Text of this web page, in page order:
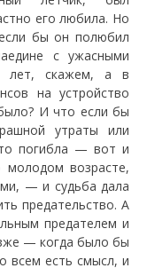
его любила. Но
бы он полюбил
с ужасными
лет, скажем, а в
на устройство
И что если бы
утраты или
погибла — вот и
возрасте,
— и судьба дала
предательство. А
предателем и
— когда было бы
всем есть смысл, и